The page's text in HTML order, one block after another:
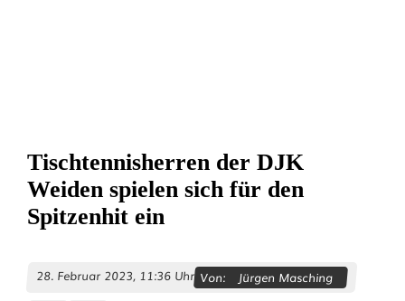
Tischtennisherren der DJK
Weiden spielen sich für den
Spitzenhit ein
28. Februar 2023, 11:36 Uhr Von: Jürgen Masching